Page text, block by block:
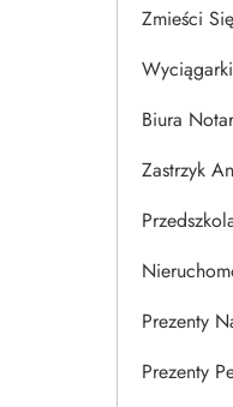
Zmieści
Biura
Zastrzyk
Prezenty
Prezenty